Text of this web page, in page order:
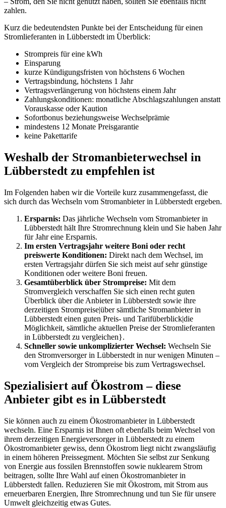
zahlen.
Kurz die bedeutendsten Punkte bei der Entscheidung für einen
Stromlieferanten in Lübberstedt im Überblick:
Strompreis für eine kWh
Einsparung
kurze Kündigungsfristen von höchstens 6 Wochen
Vertragsbindung, höchstens 1 Jahr
Vertragsverlängerung von höchstens einem Jahr
Zahlungskonditionen: monatliche Abschlagszahlungen anstatt
Vorauskasse oder Kaution
Sofortbonus beziehungsweise Wechselprämie
mindestens 12 Monate Preisgarantie
keine Pakettarife
Weshalb der Stromanbieterwechsel in
Lübberstedt zu empfehlen ist
Im Folgenden haben wir die Vorteile kurz zusammengefasst, die
sich durch das Wechseln vom Stromanbieter in Lübberstedt ergeben.
Ersparnis: Das jährliche Wechseln vom Stromanbieter in
Lübberstedt hält Ihre Stromrechnung klein und Sie haben Jahr
für Jahr eine Ersparnis.
Im ersten Vertragsjahr weitere Boni oder recht
preiswerte Konditionen: Direkt nach dem Wechsel, im
ersten Vertragsjahr dürfen Sie sich meist auf sehr günstige
Konditionen oder weitere Boni freuen.
Gesamtüberblick über Strompreise: Mit dem
Stromvergleich verschaffen Sie sich einen recht guten
Überblick über die Anbieter in Lübberstedt sowie ihre
derzeitigen Strompreise|über sämtliche Stromanbieter in
Lübberstedt einen guten Preis- und Tarifüberblick|die
Möglichkeit, sämtliche aktuellen Preise der Stromlieferanten
in Lübberstedt zu vergleichen}.
Schneller sowie unkomplizierter Wechsel: Wechseln Sie
den Stromversorger in Lübberstedt in nur wenigen Minuten –
vom Vergleich der Strompreise bis zum Vertragswechsel.
Spezialisiert auf Ökostrom – diese
Anbieter gibt es in Lübberstedt
Sie können auch zu einem Ökostromanbieter in Lübberstedt
wechseln. Eine Ersparnis ist Ihnen oft ebenfalls beim Wechsel von
ihrem derzeitigen Energieversorger in Lübberstedt zu einem
Ökostromanbieter gewiss, denn Ökostrom liegt nicht zwangsläufig
in einem höheren Preissegment. Möchten Sie selbst zur Senkung
von Energie aus fossilen Brennstoffen sowie nuklearem Strom
beitragen, sollte Ihre Wahl auf einen Ökostromanbieter in
Lübberstedt fallen. Reduzieren Sie mit Ökostrom, mit Strom aus
erneuerbaren Energien, Ihre Stromrechnung und tun Sie für unsere
Umwelt gleichzeitig etwas Gutes.